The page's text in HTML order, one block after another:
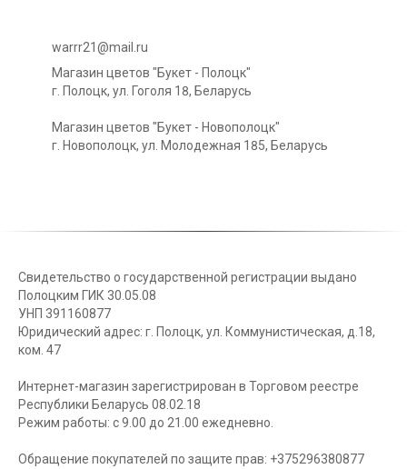
warrr21@mail.ru
Магазин цветов "Букет - Полоцк"
г. Полоцк, ул. Гоголя 18, Беларусь
Магазин цветов "Букет - Новополоцк"
г. Новополоцк, ул. Молодежная 185, Беларусь
Свидетельство о государственной регистрации выдано
Полоцким ГИК 30.05.08
УНП 391160877
Юридический адрес: г. Полоцк, ул. Коммунистическая, д.18,
ком. 47
Интернет-магазин зарегистрирован в Торговом реестре
Республики Беларусь 08.02.18
Режим работы: с 9.00 до 21.00 ежедневно.
Обращение покупателей по защите прав: +375296380877